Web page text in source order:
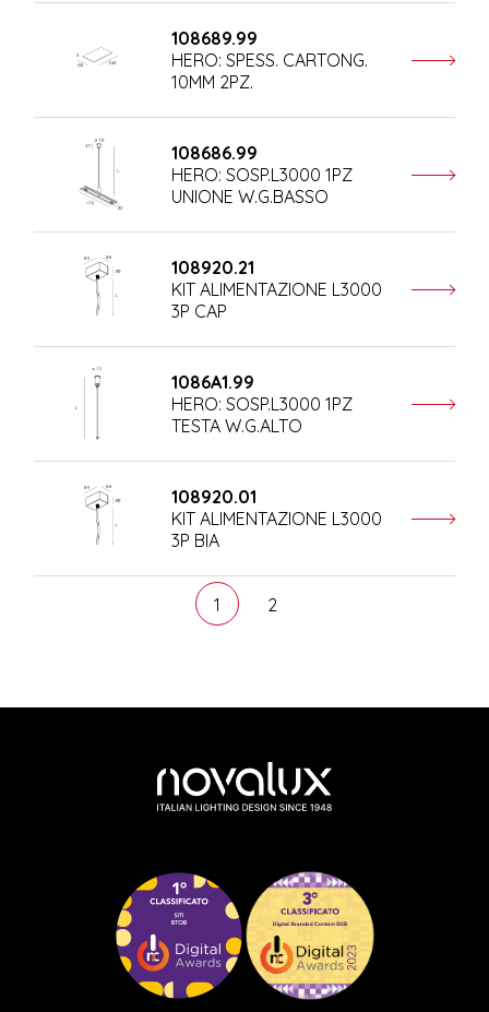
108689.99
HERO: SPESS. CARTONG.
10MM 2PZ.
108686.99
HERO: SOSP.L3000 1PZ
UNIONE W.G.BASSO
108920.21
KIT ALIMENTAZIONE L3000
3P CAP
1086A1.99
HERO: SOSP.L3000 1PZ
TESTA W.G.ALTO
108920.01
KIT ALIMENTAZIONE L3000
3P BIA
1 2